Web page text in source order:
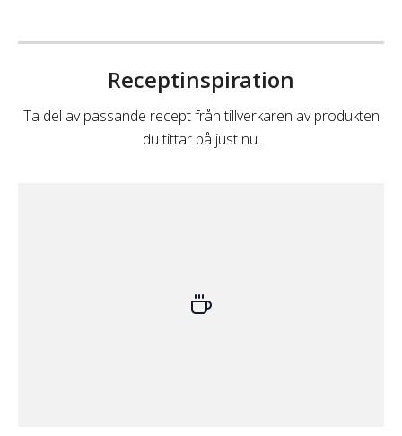
Receptinspiration
Ta del av passande recept från tillverkaren av produkten
du tittar på just nu.